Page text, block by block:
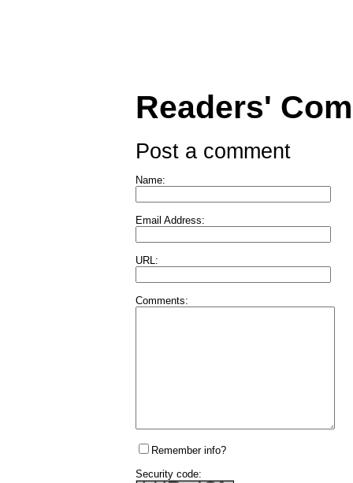
Readers'
Post a comment
Name:
Email Address:
URL:
Comments:
Remember info?
Security code: